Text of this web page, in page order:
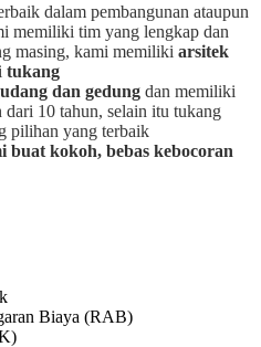
dalam pembangunan ataupun
memiliki tim yang lengkap dan
masing, kami memiliki arsitek
tukang
dan gedung dan memiliki
10 tahun, selain itu tukang
pilihan yang terbaik
buat kokoh, bebas kebocoran
Biaya (RAB)